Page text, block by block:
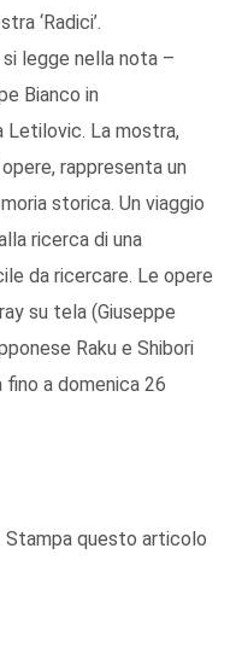
‘Radici’.
legge nella nota –
Bianco in
Letilovic. La mostra,
rappresenta un
storica. Un viaggio
ricerca di una
da ricercare. Le opere
su tela (Giuseppe
Raku e Shibori
a domenica 26
Stampa questo articolo